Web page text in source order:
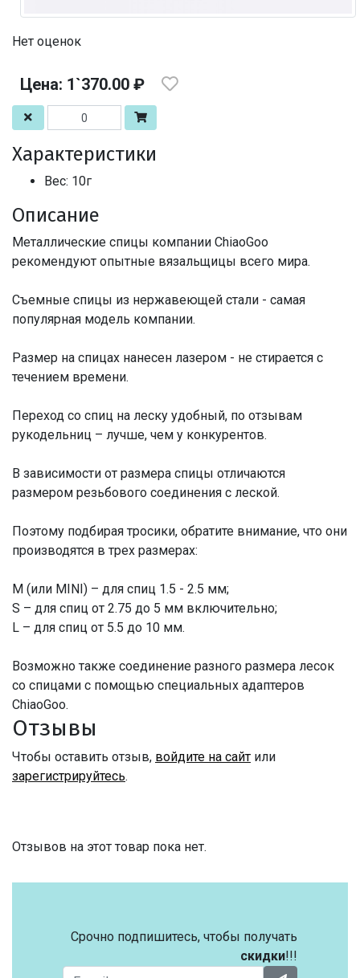
Нет оценок
Цена: 1`370.00 ₽
Характеристики
Вес: 10г
Описание
Металлические спицы компании ChiaoGoo
рекомендуют опытные вязальщицы всего мира.
Съемные спицы из нержавеющей стали - самая
популярная модель компании.
Размер на спицах нанесен лазером - не стирается с
течением времени.
Переход со спиц на леску удобный, по отзывам
рукодельниц – лучше, чем у конкурентов.
В зависимости от размера спицы отличаются
размером резьбового соединения с леской.
Поэтому подбирая тросики, обратите внимание, что они
производятся в трех размерах:
М (или MINI) – для спиц 1.5 - 2.5 мм;
S – для спиц от 2.75 до 5 мм включительно;
L – для спиц от 5.5 до 10 мм.
Возможно также соединение разного размера лесок
со спицами с помощью специальных адаптеров
ChiaoGoo.
Отзывы
Чтобы оставить отзыв, войдите на сайт или
зарегистрируйтесь.
Отзывов на этот товар пока нет.
Срочно подпишитесь, чтобы получать
скидки!!!